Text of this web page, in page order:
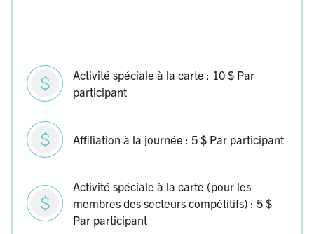
Activité spéciale à la carte : 10 $ Par
participant
Affiliation à la journée : 5 $ Par participant
Activité spéciale à la carte (pour les
membres des secteurs compétitifs) : 5 $
Par participant